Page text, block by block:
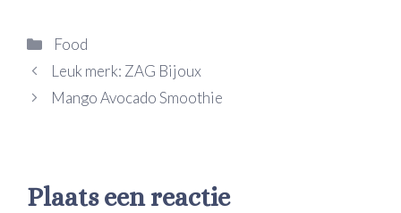
Categorieën
Food
Leuk merk: ZAG Bijoux
Mango Avocado Smoothie
Plaats een reactie